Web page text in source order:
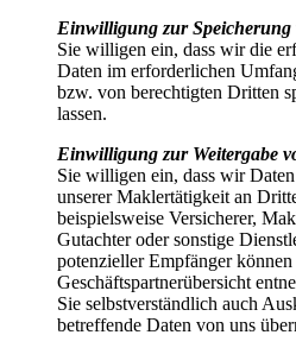
Einwilligung zur Speicherung
Sie willigen ein, dass wir die
Daten im erforderlichen
bzw. von berechtigten Dritten
lassen.
Einwilligung zur Weitergabe
Sie willigen ein, dass wir
unserer Maklertätigkeit an
beispielsweise Versicherer,
Gutachter oder sonstige
potenzieller Empfänger können
Geschäftspartnerübersicht
Sie selbstverständlich auch
betreffende Daten von uns